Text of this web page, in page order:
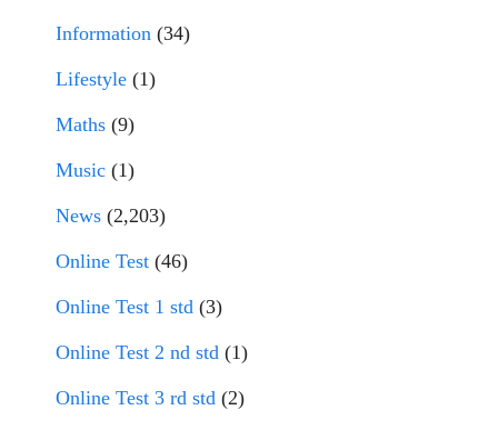
Information (34)
Lifestyle (1)
Maths (9)
Music (1)
News (2,203)
Online Test (46)
Online Test 1 std (3)
Online Test 2 nd std (1)
Online Test 3 rd std (2)